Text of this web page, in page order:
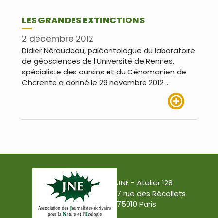
LES GRANDES EXTINCTIONS
2 décembre 2012
Didier Néraudeau, paléontologue du laboratoire
de géosciences de l’Université de Rennes,
spécialiste des oursins et du Cénomanien de
Charente a donné le 29 novembre 2012 …
JNE - Atelier 128
7 rue des Récollets
75010 Paris